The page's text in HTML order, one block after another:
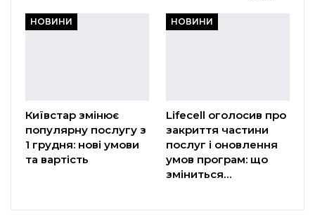
НОВИНИ
Київстар змінює
популярну послугу з
1 грудня: нові умови
та вартість
НОВИНИ
Lifecell оголосив про
закриття частини
послуг і оновлення
умов програм: що
зміниться…